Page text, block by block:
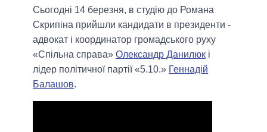
Сьогодні 14 березня, в студію до Романа
Скрипіна прийшли кандидати в президенти -
адвокат і координатор громадського руху
«Спільна справа» Олександр Данилюк і
лідер політичної партії «5.10.» Геннадій
Балашов.